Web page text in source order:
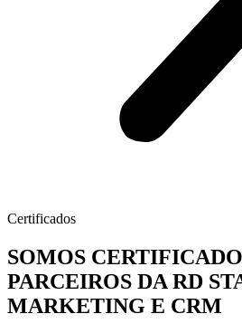
Certificados
SOMOS
PARCEIROS DA RD
MARKETING E CRM